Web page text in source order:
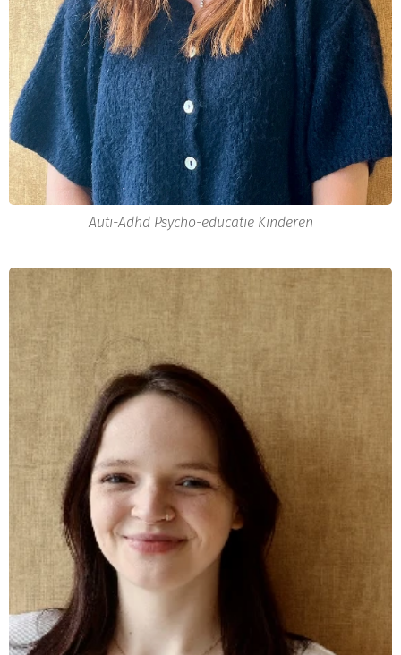
Auti-Adhd Psycho-educatie Kinderen